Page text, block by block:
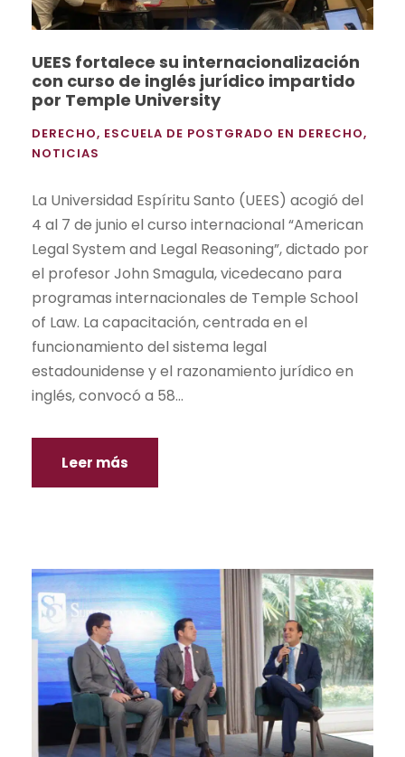
UEES fortalece su internacionalización
con curso de inglés jurídico impartido
por Temple University
DERECHO, ESCUELA DE POSTGRADO EN DERECHO,
NOTICIAS
La Universidad Espíritu Santo (UEES) acogió del
4 al 7 de junio el curso internacional “American
Legal System and Legal Reasoning”, dictado por
el profesor John Smagula, vicedecano para
programas internacionales de Temple School
of Law. La capacitación, centrada en el
funcionamiento del sistema legal
estadounidense y el razonamiento jurídico en
inglés, convocó a 58...
Leer más